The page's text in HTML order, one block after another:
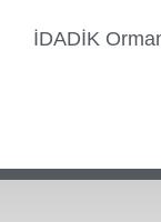
İDADİK